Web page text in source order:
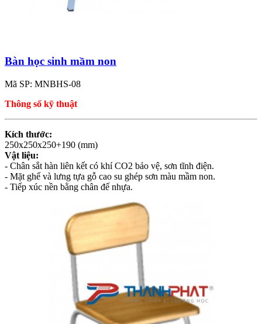
Bàn học sinh mầm non
Mã SP: MNBHS-08
Thông số kỹ thuật
Kích thước:
250x250x250+190 (mm)
Vật liệu:
- Chân sắt hàn liên kết có khí CO2 bảo vệ, sơn tĩnh điện.
- Mặt ghế và lưng tựa gỗ cao su ghép sơn màu mầm non.
- Tiếp xúc nền bằng chân đế nhựa.